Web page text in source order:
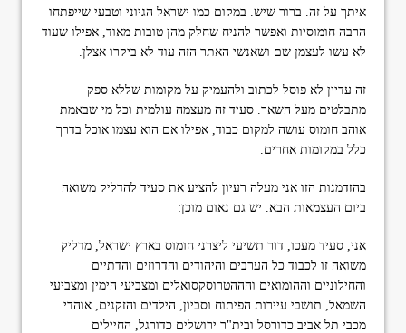
איתך על זה. ברור שיש. במקום כמו ישראל הגיוני וטבעי שייפתחו
הרבה חומוסיות ואפשר להניח שחלק מהן טובות מאוד, אפילו שעוד
לא עשו לעצמן שם ושאנשי האתר הזה עוד לא ביקרו אצלן.
זה עדיין לא פוסל לכתוב ולהעמיק על מקומות שללא ספק
מתבלטים מעל השאר. סעיד זה מעצמה עולמית וכל מי שבאמת
אוהב חומוס עושה למקום כבוד, אפילו אם הוא עצמו אוכל בדרך
כלל במקומות אחרים.
בהזדמנות הזו אני מעלה רעיון להציע את סעיד להדליק משואה
ביום העצמאות הבא. יש גם נאום מוכן:
אני, סעיד מעכו, דור תשיעי ליצרני חומוס בארץ ישראל, מדליק
משואה זו לכבוד כל הערבים והיהודים והדרוזים והדתיים
והחילוניים וההומואים והההטרוסקסואלים ומצביעי הימין ומצביעי
השמאל, תושבי עיירות הפיתוח וסביון, הילדים והזקנים, אוהדי
מכבי תל אביב כדורסל ובית"ר ירושלים כדורגל, החיילים